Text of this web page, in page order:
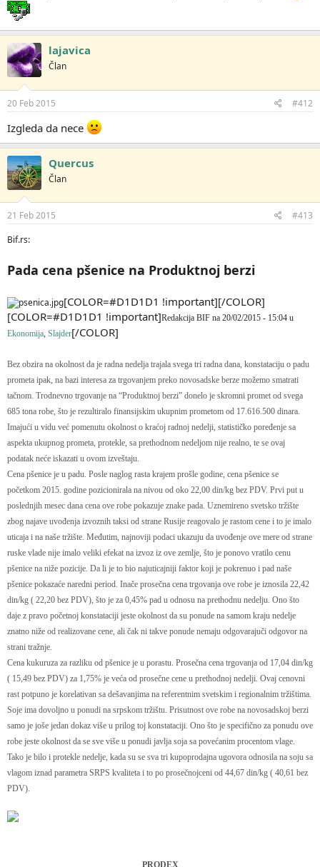
lajavica
Član
20 Feb 2015 #412
Izgleda da nece
Quercus
Član
21 Feb 2015
#413
Bif.rs:
Pada cena pšenice na Produktnoj berzi
[COLOR=#D1D1D1 !important][/COLOR]
[COLOR=#D1D1D1 !important]Redakcija BIF na 20/02/2015 - 15:04 u
Ekonomija, Slajder[/COLOR]
Bez obzira na okolnost da je radna nedelja trajala svega tri radna dana, konstataciju o padu
prometa ipak, na bazi interesa za trgovanjem preko novosadske berze možemo smatrati
tačnom. Trodnevno trgovanje na “Produktnoj berzi” donelo je skromni promet od svega
685 tona robe, što je rezultiralo finansijskim ukupnim prometom od 17.616.500 dinara.
Imajući u vidu već pomenutu okolnost o kraćoj radnoj nedelji, statističko poređenje sa
aspekta ukupnog prometa, protekle, sa prethodnom nedeljom nije realno, te se ovaj
podatak neće iskazati u ovom izveštaju.
Cena pšenice je u padu. Posle naglog rasta krajem prošle godine, cena pšenice se
početkom 2015. godine pozicionirala na nivou od oko 22,00 din/kg bez PDV. Prvi put u
poslednjih mesec dana cena ove robe pokazuje znake pada. Uznemireno svetsko tržište
zbog najave uvođenja izvoznih taksi od strane Rusije reagovalo je rastom cene i to je imalo
uticaja i na naše tržište. Međutim, najnoviji podaci ukazuju da uvođenje ove mere od strane
ruske vlade nije imalo veliki efekat na izvoz iz ove zemlje, što je ponovo vratilo cenu
pšenice na niže pozicije. Da li je to bio najuticajniji faktor koji je pokrenuo i pad naše
pšenice pokazaće naredni period. Inače prosečna cena trgovanja ove robe je iznosila 22,42
din/kg ( 22,20 bez PDV), što je za 0,45% pad u odnosu na prethodnu nedelju. Ono što
daje z pravo početnoj konstataciji jeste okolnost da su ponude na samom kraju nedelje
znatno niže od realizovane cene, ali čak ni takve ponude nemaju odgovarajuči odgovor na
strani tražnje.
Cena kukuruza za razliku od pšenice je u porastu. Prosečna cena trgovanja od 17,04 din/kg
( 15,49 bez PDV) za 1,75% je veća od prosečne cene u prethodnoj nedelji. Ovaj cenovni
rast potpuno je korelativan sa dešavanjima na referentnim svetskim i regionalnim tržištima.
Soje ima dovoljno u ponudi na srpskom tržištu. Prisutnost ove robe na novosadskoj berzi
samo je joše jedan dokaz više u prilog toj konstataciji. Ono što je specifično za ponudu ove
robe jeste okolnost da se sve više u ponudi javlja soja sa povećanim procentom vlage.
Tako je bilo i protekle nedelje, kada su se sva tri kupoprodajna ugovora odnosila na soju sa
vlagom iznad parametra SRPS kvaliteta i to po prosečnojceni od 44,67 din/kg ( 40,61 bez
PDV).
PRODEX